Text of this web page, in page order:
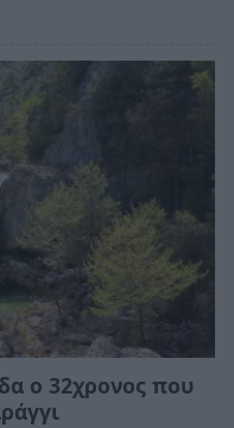
ο 32χρονος που